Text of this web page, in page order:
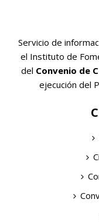
Servicio de
el Instituto de
del Convenio de
ejecución del